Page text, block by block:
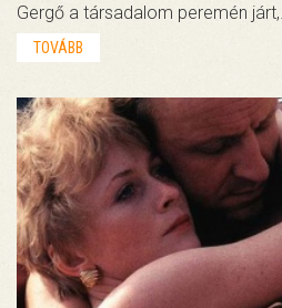
Gergő a társadalom peremén járt,…
TOVÁBB